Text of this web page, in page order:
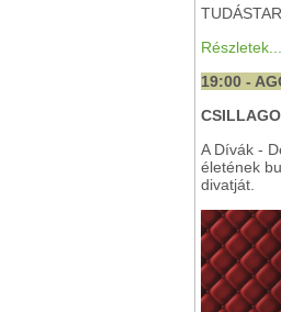
Részletek...
19:00 -
A Dívák -
életének
divatját.